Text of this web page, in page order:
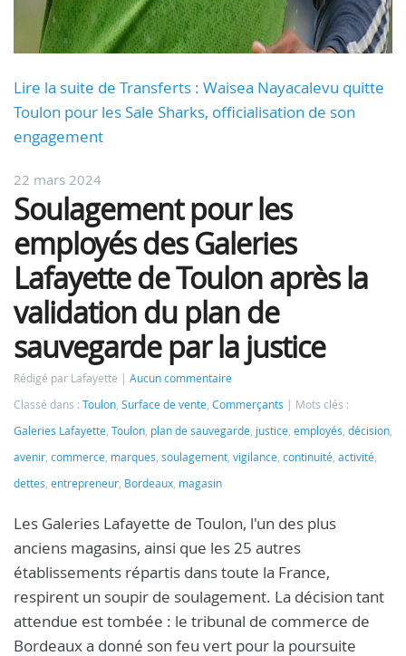
Lire la suite de Transferts : Waisea Nayacalevu quitte
Toulon pour les Sale Sharks, officialisation de son
engagement
22 mars 2024
Soulagement pour les
employés des Galeries
Lafayette de Toulon après la
validation du plan de
sauvegarde par la justice
Rédigé par Lafayette
Aucun commentaire
Classé dans : Toulon, Surface de vente, Commerçants
Mots clés :
Galeries Lafayette, Toulon, plan de sauvegarde, justice, employés, décision,
avenir, commerce, marques, soulagement, vigilance, continuité, activité,
dettes, entrepreneur, Bordeaux, magasin
Les Galeries Lafayette de Toulon, l'un des plus
anciens magasins, ainsi que les 25 autres
établissements répartis dans toute la France,
respirent un soupir de soulagement. La décision tant
attendue est tombée : le tribunal de commerce de
Bordeaux a donné son feu vert pour la poursuite